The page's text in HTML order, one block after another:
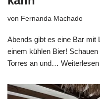
von Fernanda Machado
Abends gibt es eine Bar mit
einem kühlen Bier!
Torres an und…